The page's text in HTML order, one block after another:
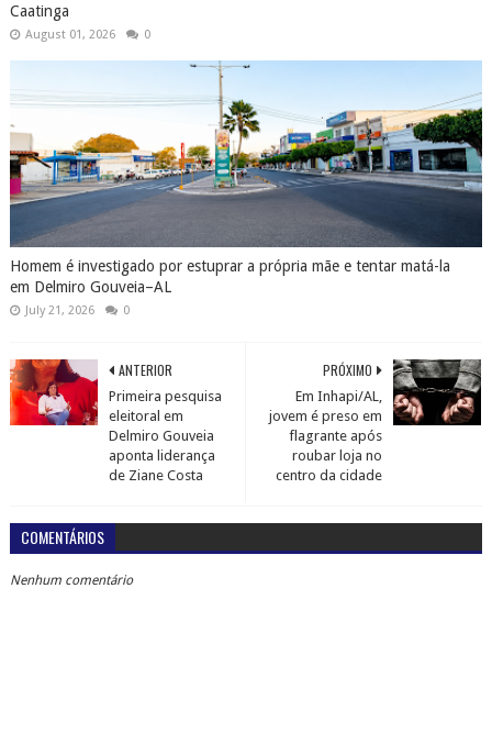
Caatinga
August 01, 2026 0
Homem é investigado por estuprar a própria mãe e tentar matá-la
em Delmiro Gouveia–AL
July 21, 2026 0
PRÓXIMO
Em Inhapi/AL,
jovem é preso em
flagrante após
roubar loja no
centro da cidade
ANTERIOR
Primeira pesquisa
eleitoral em
Delmiro Gouveia
aponta liderança
de Ziane Costa
COMENTÁRIOS
Nenhum comentário